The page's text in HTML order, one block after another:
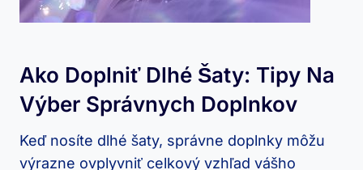
Ako ⁢doplniť Dlhé Šaty: Tipy Na
Výber Správnych Doplnkov
Keď⁢ nosíte dlhé šaty, správne​ doplnky môžu
výrazne ovplyvniť ⁢celkový‍ vzhľad vášho